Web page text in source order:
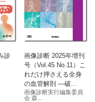
診
画像診断 2025年増刊
号（Vol.45 No.11）こ
れだけ押さえる全身
の血管解剖 ―破...
画像診断実行編集委員
会 森...